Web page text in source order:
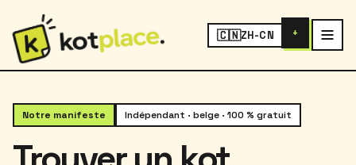
🇨🇳ZH-CN +
Notre manifeste Indépendant · belge · 100 % gratuit